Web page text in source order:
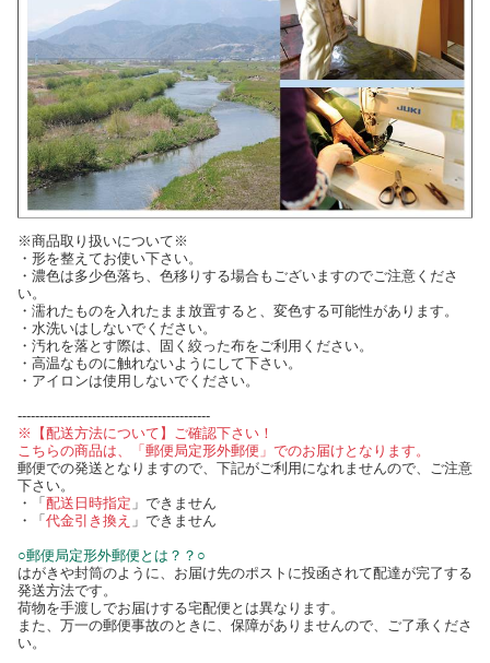
※商品取り扱いについて※
・形を整えてお使い下さい。
・濃色は多少色落ち、色移りする場合もございますのでご注意くださ
い。
・濡れたものを入れたまま放置すると、変色する可能性があります。
・水洗いはしないでください。
・汚れを落とす際は、固く絞った布をご利用ください。
・高温なものに触れないようにして下さい。
・アイロンは使用しないでください。
--------------------------------------------
※【配送方法について】ご確認下さい！
こちらの商品は、「郵便局定形外郵便」でのお届けとなります。
郵便での発送となりますので、下記がご利用になれませんので、ご注意
下さい。
・「 配送日時指定 」できません
・「 代金引き換え 」できません
○郵便局定形外郵便とは？？○
はがきや封筒のように、お届け先のポストに投函されて配達が完了する
発送方法です。
荷物を手渡しでお届けする宅配便とは異なります。
また、万一の郵便事故のときに、保障がありませんので、ご了承くださ
い。